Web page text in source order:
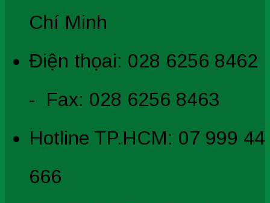
Chí Minh
Điện thọai: 028 6256 8462
- Fax: 028 6256 8463
Hotline TP.HCM: 07 999 44
666